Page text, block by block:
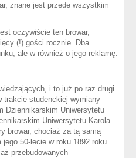
znane jest przede wszystkim
oczywiście ten browar,
(!) gości rocznie. Dba
ale w również o jego reklamę.
i to już po raz drugi.
trakcie studenckiej wymiany
Dziennikarskim Uniwersytetu
Uniwersytetu Karola
browar, chociaż za tą samą
50-lecie w roku 1892 roku.
przebudowanych